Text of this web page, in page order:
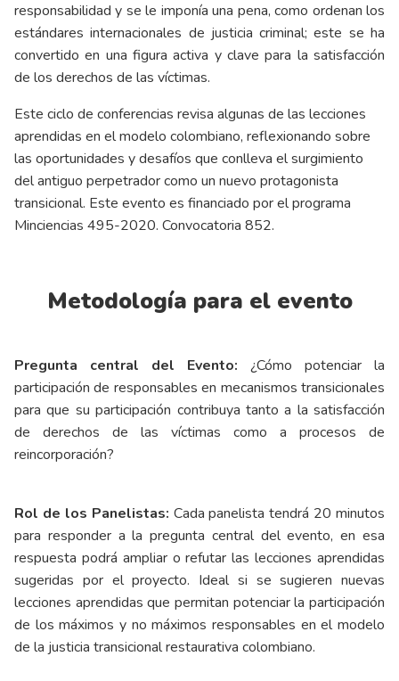
responsabilidad y se le imponía una pena, como ordenan los
estándares internacionales de justicia criminal; este se ha
convertido en una figura activa y clave para la satisfacción
de los derechos de las víctimas.
Este ciclo de conferencias revisa algunas de las lecciones
aprendidas en el modelo colombiano, reflexionando sobre
las oportunidades y desafíos que conlleva el surgimiento
del antiguo perpetrador como un nuevo protagonista
transicional. Este evento es financiado por el programa
Minciencias 495-2020. Convocatoria 852.
Metodología para el evento
Pregunta central del Evento: ¿Cómo potenciar la
participación de responsables en mecanismos transicionales
para que su participación contribuya tanto a la satisfacción
de derechos de las víctimas como a procesos de
reincorporación?
Rol de los Panelistas: Cada panelista tendrá 20 minutos
para responder a la pregunta central del evento, en esa
respuesta podrá ampliar o refutar las lecciones aprendidas
sugeridas por el proyecto. Ideal si se sugieren nuevas
lecciones aprendidas que permitan potenciar la participación
de los máximos y no máximos responsables en el modelo
de la justicia transicional restaurativa colombiano.